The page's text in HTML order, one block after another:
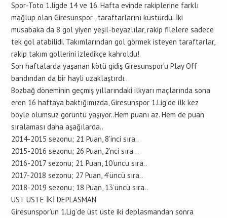
Spor-Toto 1.ligde 14 ve 16. Hafta evinde rakiplerine farklı
mağlup olan Giresunspor , taraftarlarını küstürdü..İki
müsabaka da 8 gol yiyen yeşil-beyazlılar, rakip filelere sadece
tek gol atabilidi. Takımlarından gol görmek isteyen taraftarlar,
rakip takım gollerini izledikçe kahroldu!.
Son haftalarda yaşanan kötü gidiş Giresunspor’u Play Off
bandından da bir hayli uzaklaştırdı..
Bozbağ döneminin geçmiş yıllarındaki ilkyarı maçlarında sona
eren 16 haftaya baktığımızda, Giresunspor 1.Lig’de ilk kez
böyle olumsuz görüntü yaşıyor..Hem puanı az. Hem de puan
sıralaması daha aşağılarda..
2014-2015 sezonu; 21 Puan, 8’inci sıra..
2015-2016 sezonu; 26 Puan, 2’nci sıra…
2016-2017 sezonu; 21 Puan, 10’uncu sıra..
2017-2018 sezonu; 27 Puan, 4’üncü sıra..
2018-2019 sezonu; 18 Puan, 13’üncü sıra..
ÜST ÜSTE İKİ DEPLASMAN
Giresunspor’un 1.Lig’de üst üste iki deplasmandan sonra